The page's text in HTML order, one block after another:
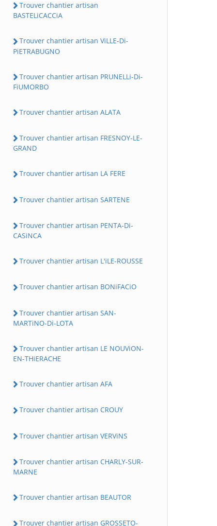
Trouver chantier artisan
BASTELiCACCiA
Trouver chantier artisan ViLLE-Di-
PiETRABUGNO
Trouver chantier artisan PRUNELLi-Di-
FiUMORBO
Trouver chantier artisan ALATA
Trouver chantier artisan FRESNOY-LE-
GRAND
Trouver chantier artisan LA FERE
Trouver chantier artisan SARTENE
Trouver chantier artisan PENTA-Di-
CASiNCA
Trouver chantier artisan L'iLE-ROUSSE
Trouver chantier artisan BONiFACiO
Trouver chantier artisan SAN-
MARTiNO-Di-LOTA
Trouver chantier artisan LE NOUViON-
EN-THiERACHE
Trouver chantier artisan AFA
Trouver chantier artisan CROUY
Trouver chantier artisan VERViNS
Trouver chantier artisan CHARLY-SUR-
MARNE
Trouver chantier artisan BEAUTOR
Trouver chantier artisan GROSSETO-